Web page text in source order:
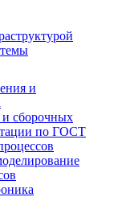
и
и сборочных
по ГОСТ